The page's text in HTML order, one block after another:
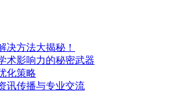
决方法大揭秘！
术影响力的秘密武器
化策略
讯传播与专业交流